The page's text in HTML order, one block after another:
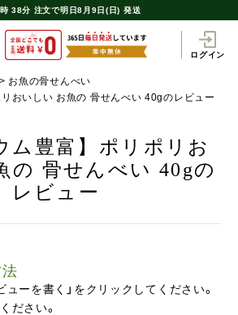
38分 注文で明日8月9日(日) 発送
ログイン
お魚の骨せんべい
リおいしい お魚の 骨せんべい 40gのレビュー
ム豊富】ポリポリお
の 骨せんべい 40gの
レビュー
ューを書く」をクリックしてください。
ださい。